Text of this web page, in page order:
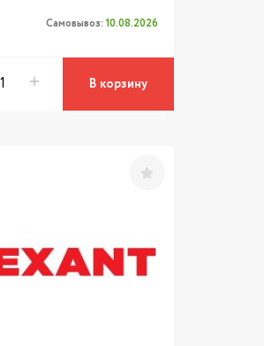
Самовывоз: 10.08.2026
В корзину